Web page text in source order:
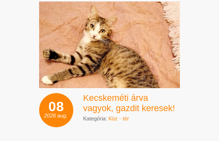
08
2026 aug.
Kecskeméti árva
vagyok, gazdit keresek!
Kategória: Köz - tér